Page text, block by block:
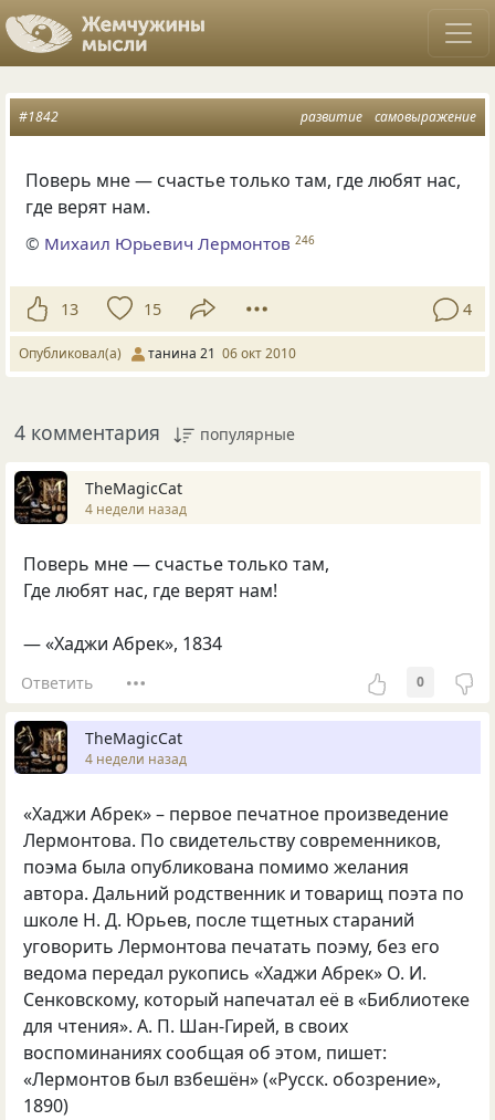
развитие самовыражение
#1842
Поверь мне — счастье только там, где любят нас,
где верят нам.
© Михаил Юрьевич Лермонтов 246
13 15 4
Опубликовал(а) танина 21 06 окт 2010
4 комментария популярные
TheMagicCat
4 недели назад
Поверь мне — счастье только там,
Где любят нас, где верят нам!
— «Хаджи Абрек», 1834
Ответить 0
TheMagicCat
4 недели назад
«Хаджи Абрек» – первое печатное произведение
Лермонтова. По свидетельству современников,
поэма была опубликована помимо желания
автора. Дальний родственник и товарищ поэта по
школе Н. Д. Юрьев, после тщетных стараний
уговорить Лермонтова печатать поэму, без его
ведома передал рукопись «Хаджи Абрек» О. И.
Сенковскому, который напечатал её в «Библиотеке
для чтения». А. П. Шан-Гирей, в своих
воспоминаниях сообщая об этом, пишет:
«Лермонтов был взбешён» («Русск. обозрение»,
1890)